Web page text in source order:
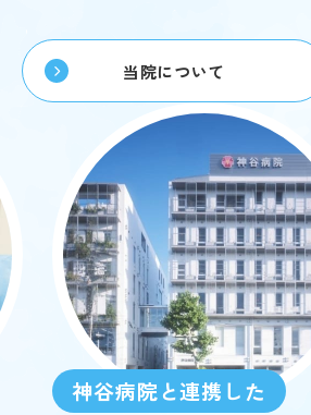
当院について
神谷病院と連携した